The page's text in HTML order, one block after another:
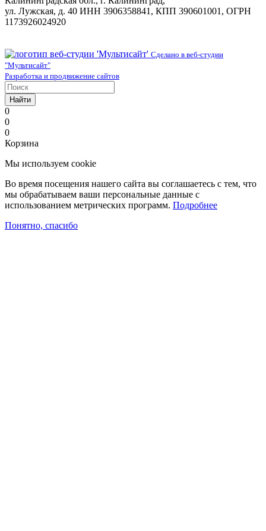
ул. Лужская, д. 40 ИНН 3906358841, КПП 390601001, ОГРН
1173926024920
Сделано в веб-студии
"Мультисайт"
Разработка и продвижение сайтов
Найти
0
0
0
Корзина
Мы используем cookie
Во время посещения нашего сайта вы соглашаетесь с тем, что
мы обрабатываем ваши персональные данные с
использованием метрических программ. Подробнее
Понятно, спасибо